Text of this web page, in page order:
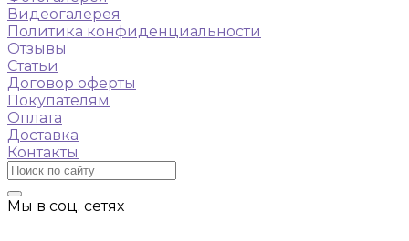
Видеогалерея
Политика конфиденциальности
Отзывы
Статьи
Договор оферты
Покупателям
Оплата
Доставка
Контакты
Мы в соц. сетях